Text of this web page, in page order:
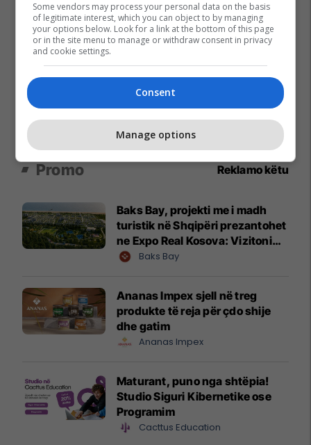
Promo Reklamo këtu
Baks Bay, projekti me i madh
turistik në Shqipëri prezantohet
ne Expo Real Kosova: Vizitoni
shtandin dhe zbuloni
Baks Bay
Ananas Impex sjell në treg
produkte të reja për çdo shije
dhe gatim
Ananas Impex
Maturant, puno nga shtëpia!
Studio Siguri Kibernetike ose
Programim
Cacttus Education
Some vendors may process your personal data on the basis
of legitimate interest, which you can object to by managing
your options below. Look for a link at the bottom of this page
or in the site menu to manage or withdraw consent in privacy
and cookie settings.
Consent
Manage options